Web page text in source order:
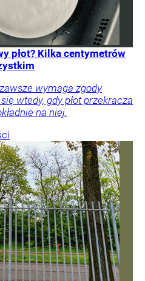
płot? Kilka centymetrów
wymaga zgody
wtedy, gdy płot przekracza
na niej.